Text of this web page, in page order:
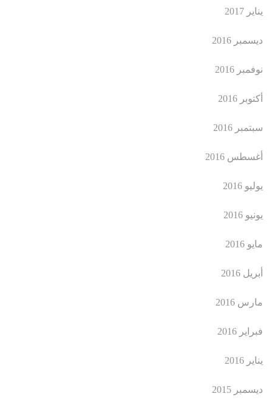
يناير 2017
ديسمبر 2016
نوفمبر 2016
أكتوبر 2016
سبتمبر 2016
أغسطس 2016
يوليو 2016
يونيو 2016
مايو 2016
أبريل 2016
مارس 2016
فبراير 2016
يناير 2016
ديسمبر 2015